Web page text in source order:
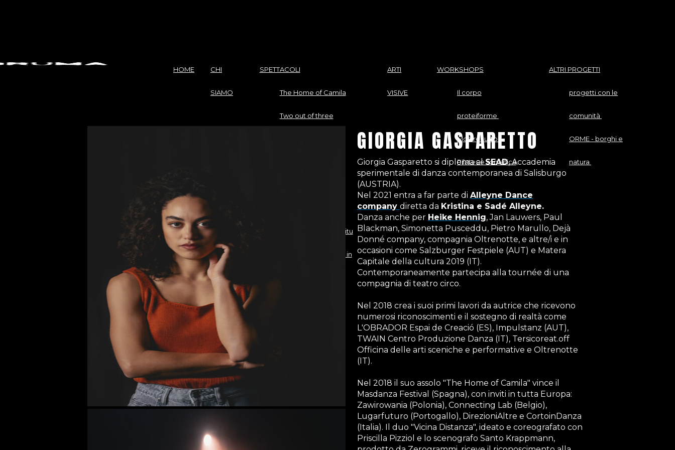
HOME CHI
SIAMO
SPETTACOLI
The Home of Camila
Two out of three
Two out of three in situ
The home of Camila in
ARTI
VISIVE
WORKSHOPS
Il corpo
proteiforme
Mostro tutto
Pilates e somatica
ALTRI PROGETTI
progetti con le
comunità
ORME - borghi e
natura
GIORGIA GASPARETTO
Giorgia Gasparetto si diploma alSEAD, Accademia
sperimentale di danza contemporanea di Salisburgo
(AUSTRIA).
Nel 2021 entra a far parte di Alleyne Dance
company diretta da Kristina e Sadé Alleyne.
Danza anche per Heike Hennig, Jan Lauwers, Paul
Blackman, Simonetta Pusceddu, Pietro Marullo, Dejà
Donné company, compagnia Oltrenotte, e altre/i e in
occasioni come Salzburger Festpiele (AUT) e Matera
Capitale della cultura 2019 (IT).
Contemporaneamente partecipa alla tournée di una
compagnia di teatro circo.
Nel 2018 crea i suoi primi lavori da autrice che ricevono
numerosi riconoscimenti e il sostegno di realtà come
L'OBRADOR Espai de Creació (ES), Impulstanz (AUT),
TWAIN Centro Produzione Danza (IT), Tersicoreat.off
Officina delle arti sceniche e performative e Oltrenotte
(IT).
Nel 2018 il suo assolo "The Home of Camila" vince il
Masdanza Festival (Spagna), con inviti in tutta Europa:
Zawirowania (Polonia), Connecting Lab (Belgio),
Lugarfuturo (Portogallo), DirezioniAltre e CortoinDanza
(Italia). Il duo "Vicina Distanza", ideato e coreografato con
Priscilla Pizziol e lo scenografo Santo Krappmann,